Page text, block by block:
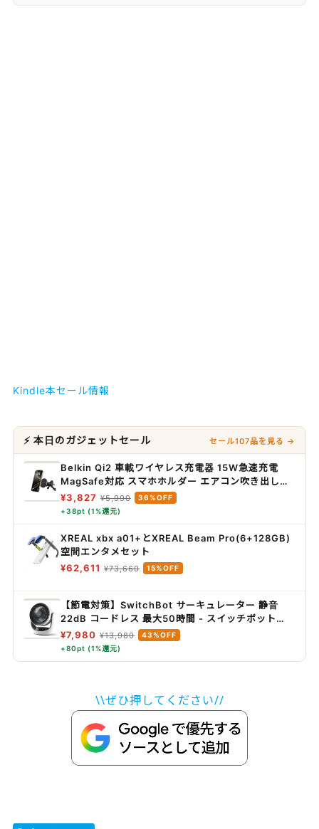
Kindle本セール情報
⚡ 本日のガジェットセール セール107品を見る →
Belkin Qi2 車載ワイヤレス充電器 15W急速充電
MagSafe対応 スマホホルダー エアコン吹き出し口
用
¥3,827 ¥5,990
36%OFF
+38pt (1%還元)
XREAL xbx a01+とXREAL Beam Pro(6+128GB)
空間エンタメセット
¥62,611 ¥73,660 15%OFF
【節電対策】SwitchBot サーキュレーター 静音
22dB コードレス 最大50時間 - スイッチボット
~30畳 Alexa対応 扇風機 DCモーター 3D首振り 無
段階風量調整 充電式バッテリー搭載 リモコン付き
梅雨対策 省エネ
¥7,980 ¥13,980
43%OFF
+80pt (1%還元)
\\ぜひ押してください//